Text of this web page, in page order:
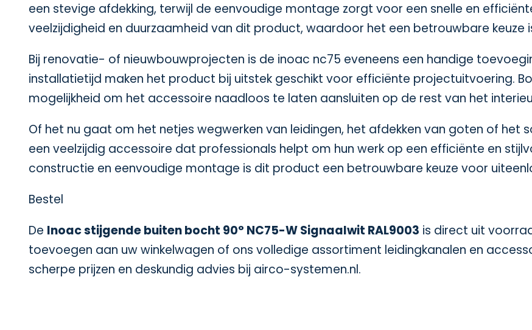
een stevige afdekking, terwijl de eenvoudige montage zorgt voor een snelle en
veelzijdigheid en duurzaamheid van dit product, waardoor het een betrouwbare keuze
Bij renovatie- of nieuwbouwprojecten is de inoac nc75 eveneens een handige
installatietijd maken het product bij uitstek geschikt voor efficiënte projectuitvoering.
mogelijkheid om het accessoire naadloos te laten aansluiten op de rest van het
Of het nu gaat om het netjes wegwerken van leidingen, het afdekken van goten of het
een veelzijdig accessoire dat professionals helpt om hun werk op een efficiënte en
constructie en eenvoudige montage is dit product een betrouwbare keuze voor
Bestel
De Inoac stijgende buiten bocht 90° NC75-W Signaalwit RAL9003 is direct uit
toevoegen aan uw winkelwagen of ons volledige assortiment leidingkanalen en
scherpe prijzen en deskundig advies bij airco-systemen.nl.